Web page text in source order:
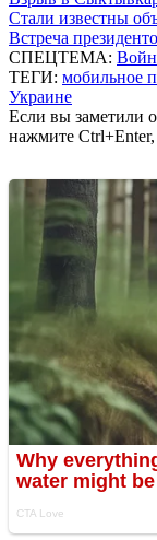
Стали известны
Встреча
СПЕЦТЕМА:
ТЕГИ: мобильное
Украине
Если вы заметили
нажмите